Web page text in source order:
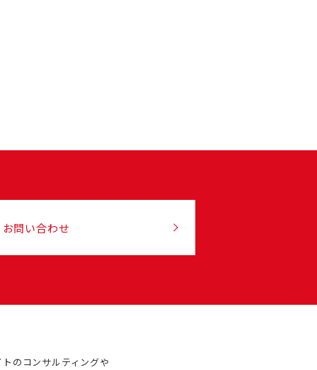
お問い合わせ
のコンサルティングや